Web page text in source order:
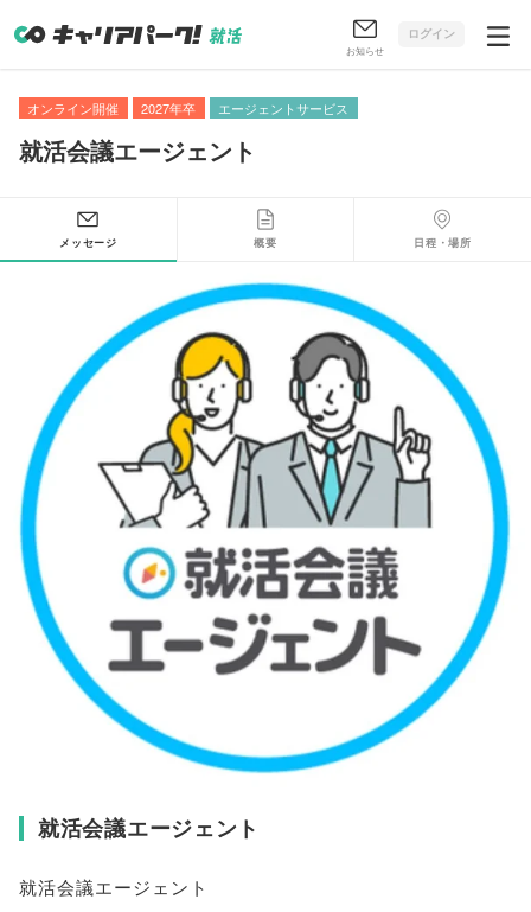
お知らせ
ログイン
オンライン開催 2027年卒 エージェントサービス
就活会議エージェント
メッセージ 概要 日程・場所
就活会議エージェント
就活会議エージェント